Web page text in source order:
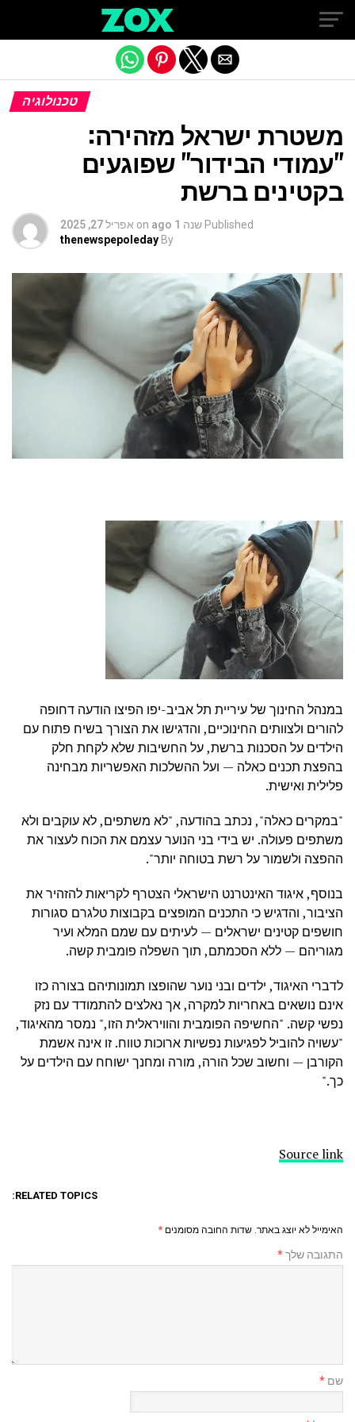
טכנולוגיה
משטרת ישראל מזהירה:
"עמודי הבידור" שפוגעים
בקטינים ברשת
Published שנה 1 ago on אפריל 27, 2025
By
thenewspepoleday
במנהל החינוך של עיריית תל אביב-יפו הפיצו הודעה דחופה
להורים ולצוותים החינוכיים, והדגישו את הצורך בשיח פתוח עם
הילדים על הסכנות ברשת, על החשיבות שלא לקחת חלק
בהפצת תכנים כאלה — ועל ההשלכות האפשריות מבחינה
פלילית ואישית.
"במקרים כאלה", נכתב בהודעה, "לא משתפים, לא עוקבים ולא
משתפים פעולה. יש בידי בני הנוער עצמם את הכוח לעצור את
ההפצה ולשמור על רשת בטוחה יותר".
בנוסף, איגוד האינטרנט הישראלי הצטרף לקריאות להזהיר את
הציבור, והדגיש כי התכנים המופצים בקבוצות טלגרם סגורות
חושפים קטינים ישראלים — לעיתים עם שמם המלא ועיר
מגוריהם — ללא הסכמתם, תוך השפלה פומבית קשה.
לדברי האיגוד, ילדים ובני נוער שהופצו תמונותיהם בצורה כזו
אינם נושאים באחריות למקרה, אך נאלצים להתמודד עם נזק
נפשי קשה. "החשיפה הפומבית והוויראלית הזו," נמסר מהאיגוד,
"עשויה להוביל לפגיעות נפשיות ארוכות טווח. זו אינה אשמת
הקורבן — וחשוב שכל הורה, מורה ומחנך ישוחח עם הילדים על
כך."
Source link
RELATED TOPICS:
האימייל לא יוצג באתר. שדות החובה מסומנים *
התגובה שלך*
שם *
Exit mobile version